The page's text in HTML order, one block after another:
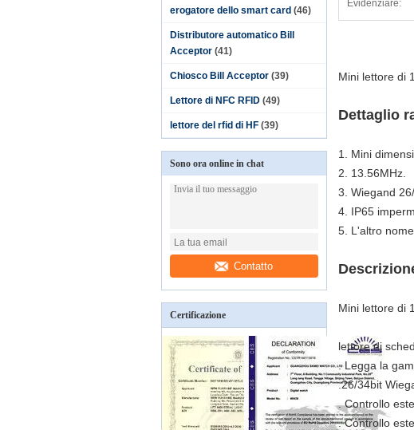
erogatore dello smart card (46)
Distributore automatico Bill
Acceptor (41)
Chiosco Bill Acceptor (39)
Lettore di NFC RFID (49)
lettore del rfid di HF (39)
Sono ora online in chat
Contatto
Certificazione
Evidenziare:
Mini lettore di
Dettaglio
1. Mini
2. 13.56MHz.
3. Wiegand
4. IP65
5. L'altro
Mini lettore di
lettore di
. Legga la
.26/34bit
. Controllo
. Controllo